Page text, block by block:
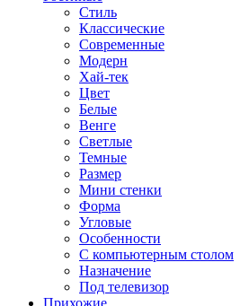
Стиль
Классические
Современные
Модерн
Хай-тек
Цвет
Белые
Венге
Светлые
Темные
Размер
Мини стенки
Форма
Угловые
Особенности
С компьютерным столом
Назначение
Под телевизор
Прихожие